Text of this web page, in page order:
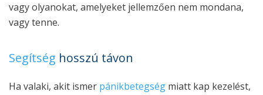
vagy olyanokat, amelyeket jellemzően nem mondana,
vagy tenne.
Segítség hosszú távon
Ha valaki, akit ismer pánikbetegség miatt kap kezelést,